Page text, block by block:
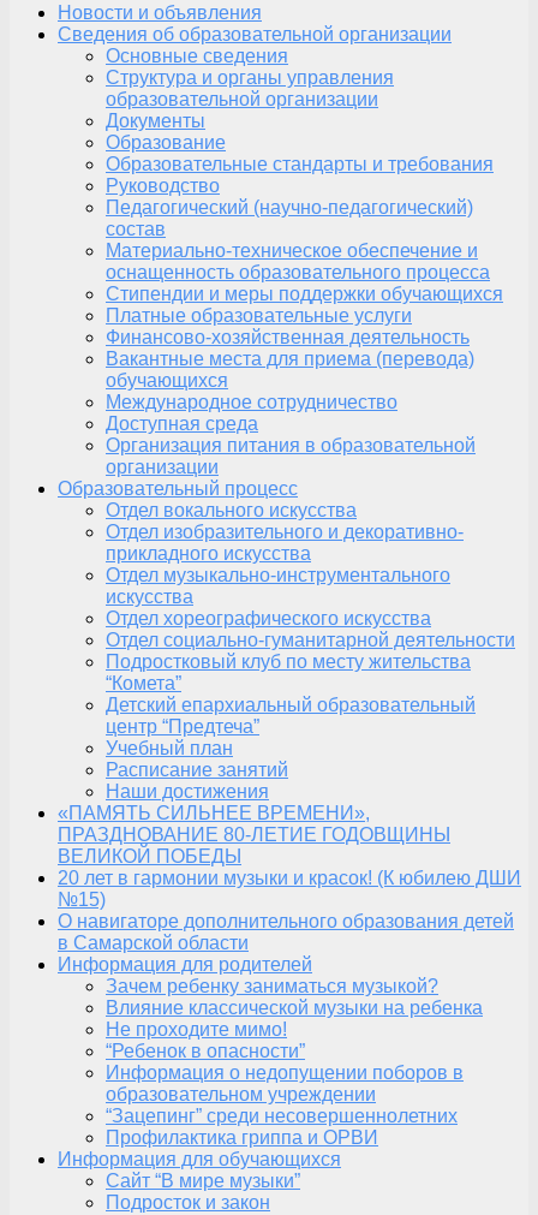
Новости и объявления
Сведения об образовательной организации
Основные сведения
Структура и органы управления
образовательной организации
Документы
Образование
Образовательные стандарты и требования
Руководство
Педагогический (научно-педагогический)
состав
Материально-техническое обеспечение и
оснащенность образовательного процесса
Стипендии и меры поддержки обучающихся
Платные образовательные услуги
Финансово-хозяйственная деятельность
Вакантные места для приема (перевода)
обучающихся
Международное сотрудничество
Доступная среда
Организация питания в образовательной
организации
Образовательный процесс
Отдел вокального искусства
Отдел изобразительного и декоративно-
прикладного искусства
Отдел музыкально-инструментального
искусства
Отдел хореографического искусства
Отдел социально-гуманитарной деятельности
Подростковый клуб по месту жительства
“Комета”
Детский епархиальный образовательный
центр “Предтеча”
Учебный план
Расписание занятий
Наши достижения
«ПАМЯТЬ СИЛЬНЕЕ ВРЕМЕНИ»,
ПРАЗДНОВАНИЕ 80-ЛЕТИЕ ГОДОВЩИНЫ
ВЕЛИКОЙ ПОБЕДЫ
20 лет в гармонии музыки и красок! (К юбилею ДШИ
№15)
О навигаторе дополнительного образования детей
в Самарской области
Информация для родителей
Зачем ребенку заниматься музыкой?
Влияние классической музыки на ребенка
Не проходите мимо!
“Ребенок в опасности”
Информация о недопущении поборов в
образовательном учреждении
“Зацепинг” среди несовершеннолетних
Профилактика гриппа и ОРВИ
Информация для обучающихся
Сайт “В мире музыки”
Подросток и закон